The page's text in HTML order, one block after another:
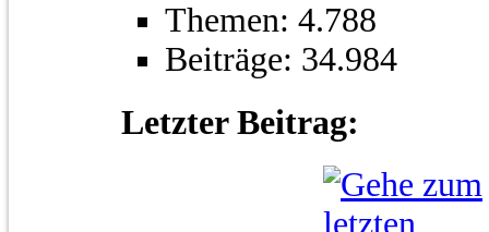
Themen: 4.788
Beiträge: 34.984
Letzter Beitrag: